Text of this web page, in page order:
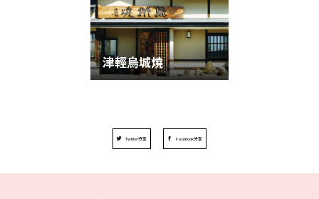
津輕烏城燒
Twitter分享 Facebook分享